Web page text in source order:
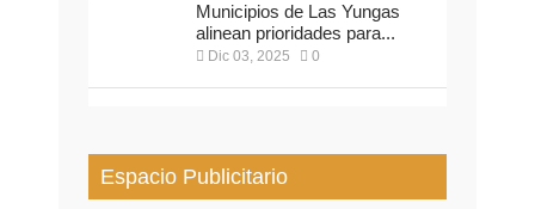
Municipios de Las Yungas
alinean prioridades para...
Dic 03, 2025 0
Espacio Publicitario